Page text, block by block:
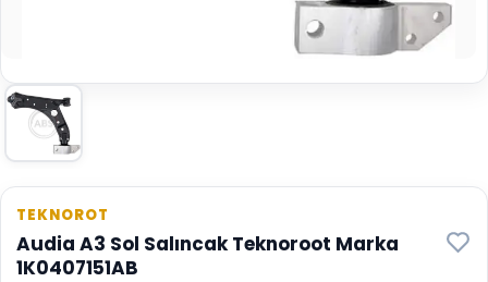
TEKNOROT
Audia A3 Sol Salıncak Teknoroot Marka
1K0407151AB